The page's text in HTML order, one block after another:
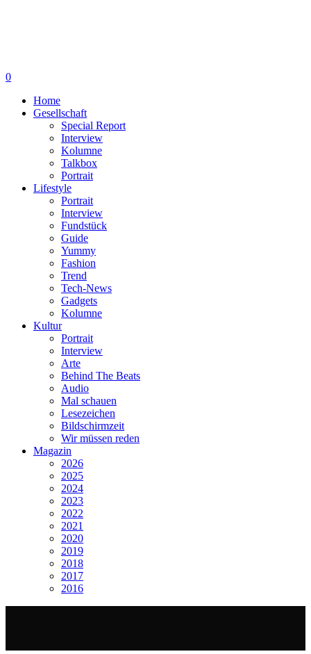
0
Home
Gesellschaft
Special Report
Interview
Kolumne
Talkbox
Portrait
Lifestyle
Portrait
Interview
Fundstück
Guide
Yummy
Fashion
Trend
Tech-News
Gadgets
Kolumne
Kultur
Portrait
Interview
Arte
Behind The Beats
Audio
Mal schauen
Lesezeichen
Bildschirmzeit
Wir müssen reden
Magazin
2026
2025
2024
2023
2022
2021
2020
2019
2018
2017
2016